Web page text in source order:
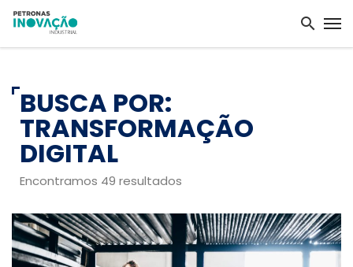
BUSCA POR:
TRANSFORMAÇÃO
DIGITAL
Encontramos 49 resultados